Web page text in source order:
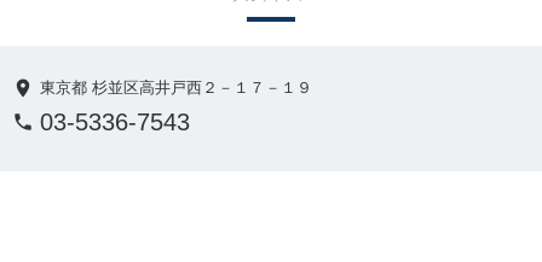
東京都 杉並区高井戸西２－１７－１９
03-5336-7543